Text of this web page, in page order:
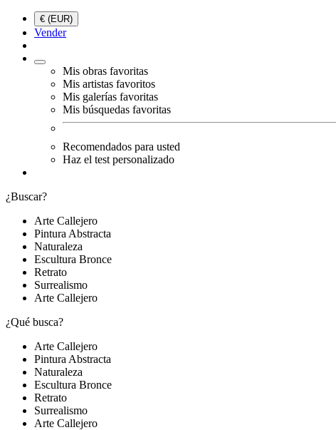
€ (EUR)
Vender
Mis obras favoritas
Mis artistas favoritos
Mis galerías favoritas
Mis búsquedas favoritas
Recomendados para usted
Haz el test personalizado
¿Buscar?
Arte Callejero
Pintura Abstracta
Naturaleza
Escultura Bronce
Retrato
Surrealismo
Arte Callejero
¿Qué busca?
Arte Callejero
Pintura Abstracta
Naturaleza
Escultura Bronce
Retrato
Surrealismo
Arte Callejero